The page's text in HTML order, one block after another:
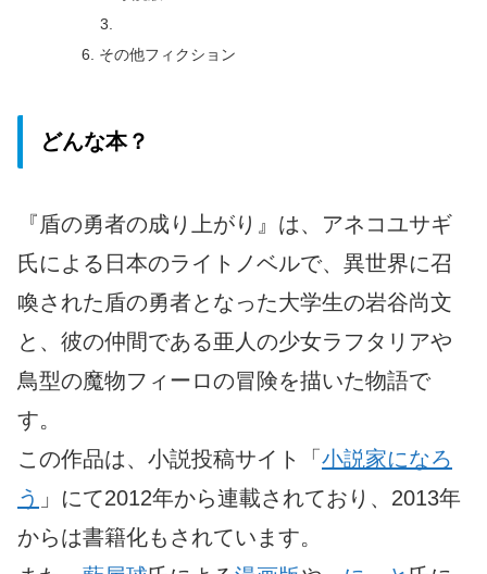
その他フィクション
どんな本？
『盾の勇者の成り上がり』は、アネコユサギ
氏による日本のライトノベルで、異世界に召
喚された盾の勇者となった大学生の岩谷尚文
と、彼の仲間である亜人の少女ラフタリアや
鳥型の魔物フィーロの冒険を描いた物語で
す。
この作品は、小説投稿サイト「小説家になろ
う 」にて2012年から連載されており、2013年
からは書籍化もされています。